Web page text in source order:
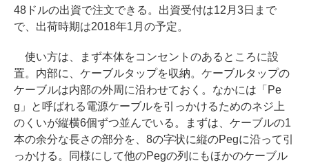
48ドルの出資で注文できる。出資受付は12月3日まで
で、出荷時期は2018年1月の予定。
使い方は、まず本体をコンセントのあるところに設
置。内部に、ケーブルタップを収納。ケーブルタップの
ケーブルは内部の外周に沿わせておく。なかには「Pe
g」と呼ばれる電源ケーブルを引っかけるためのネジ上
のくいが縦横6個ずつ並んでいる。まずは、ケーブルの1
本の余分な長さの部分を、8の字状に縦のPegに沿って引
っかける。同様にして他のPegの列にもほかのケーブル